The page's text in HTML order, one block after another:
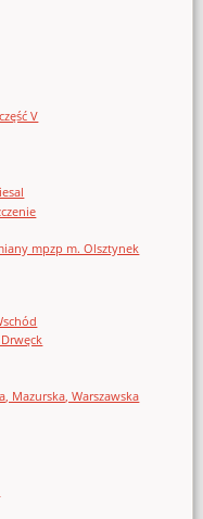
V
mpzp m. Olsztynek
Mazurska, Warszawska